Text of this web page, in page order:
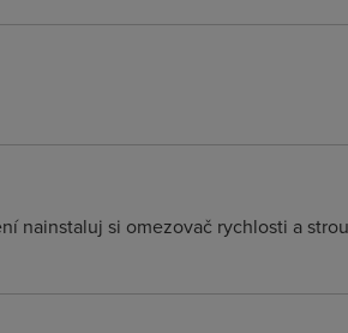
si omezovač rychlosti a